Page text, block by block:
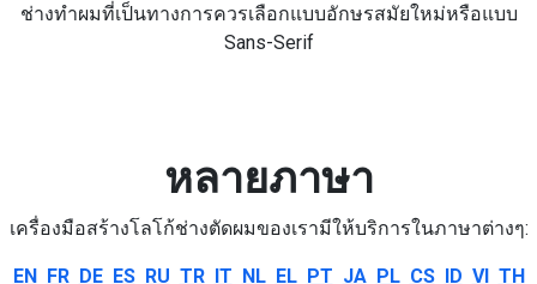
ช่างทำผมที่เป็นทางการควรเลือกแบบอักษรสมัยใหม่หรือแบบ
Sans-Serif
หลายภาษา
เครื่องมือสร้างโลโก้ช่างตัดผมของเรามีให้บริการในภาษาต่างๆ:
EN FR DE ES RU TR IT NL EL PT JA PL CS ID VI TH